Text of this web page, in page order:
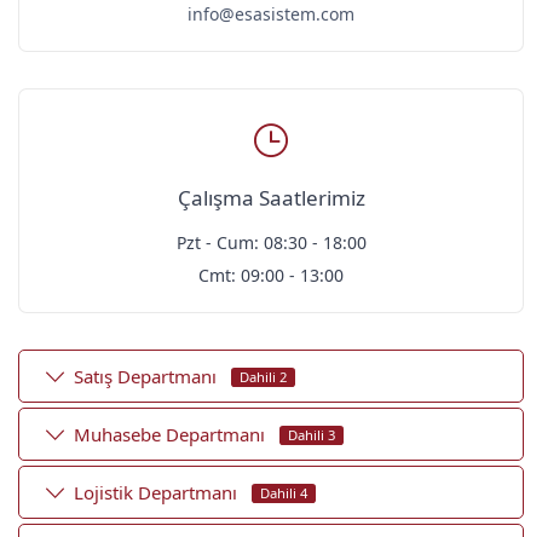
info@esasistem.com
Çalışma Saatlerimiz
Pzt - Cum: 08:30 - 18:00
Cmt: 09:00 - 13:00
Satış Departmanı Dahili 2
Muhasebe Departmanı Dahili 3
Lojistik Departmanı Dahili 4